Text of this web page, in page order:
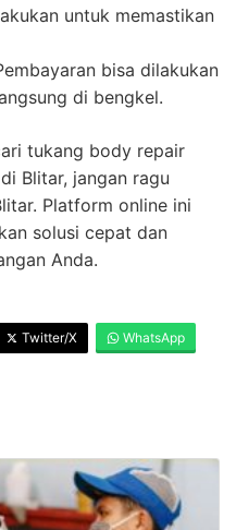
untuk memastikan
bisa dilakukan
di bengkel.
tukang body repair
Blitar, jangan ragu
Platform online ini
solusi cepat dan
Anda.
Twitter/X WhatsApp